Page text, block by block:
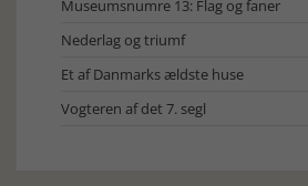
Museumsnumre 13: Flag og faner
Nederlag og triumf
Et af Danmarks ældste huse
Vogteren af det 7. segl